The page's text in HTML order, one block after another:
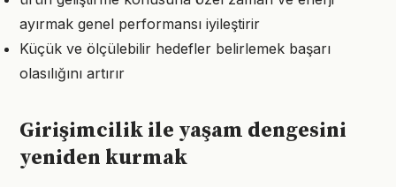
ayırmak genel performansı iyileştirir
Küçük ve ölçülebilir hedefler belirlemek başarı
olasılığını artırır
Girişimcilik ile yaşam dengesini
yeniden kurmak